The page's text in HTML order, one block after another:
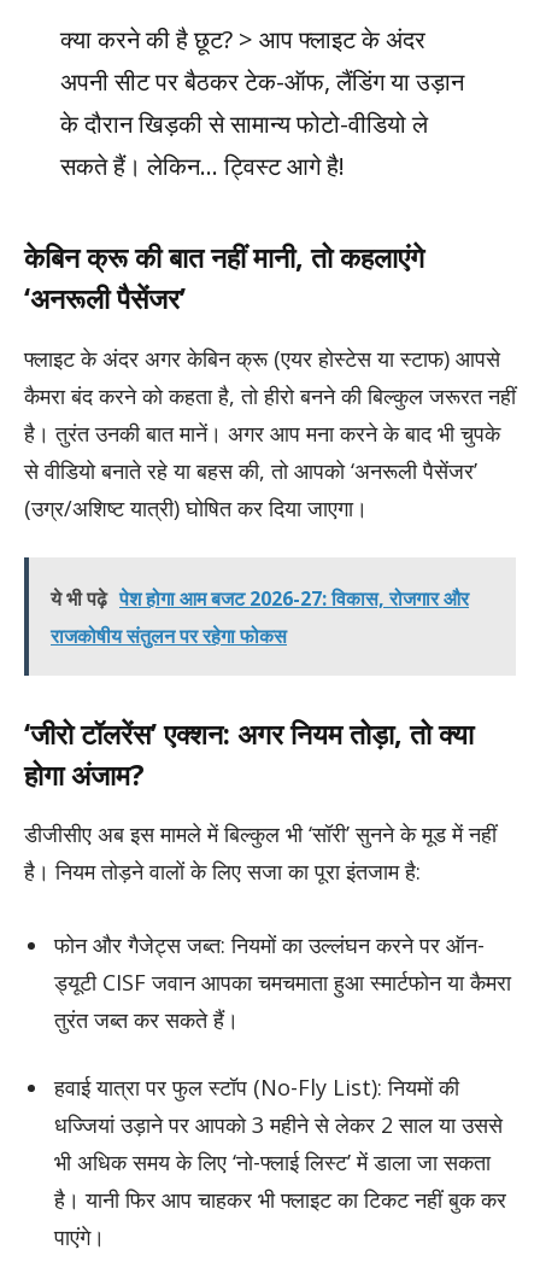
क्या करने की है छूट? > आप फ्लाइट के अंदर
अपनी सीट पर बैठकर टेक-ऑफ, लैंडिंग या उड़ान
के दौरान खिड़की से सामान्य फोटो-वीडियो ले
सकते हैं। लेकिन… ट्विस्ट आगे है!
केबिन क्रू की बात नहीं मानी, तो कहलाएंगे
‘अनरूली पैसेंजर’
फ्लाइट के अंदर अगर केबिन क्रू (एयर होस्टेस या स्टाफ) आपसे
कैमरा बंद करने को कहता है, तो हीरो बनने की बिल्कुल जरूरत नहीं
है। तुरंत उनकी बात मानें। अगर आप मना करने के बाद भी चुपके
से वीडियो बनाते रहे या बहस की, तो आपको ‘अनरूली पैसेंजर’
(उग्र/अशिष्ट यात्री) घोषित कर दिया जाएगा।
ये भी पढ़े पेश होगा आम बजट 2026-27: विकास, रोजगार और
राजकोषीय संतुलन पर रहेगा फोकस
‘जीरो टॉलरेंस’ एक्शन: अगर नियम तोड़ा, तो क्या
होगा अंजाम?
डीजीसीए अब इस मामले में बिल्कुल भी ‘सॉरी’ सुनने के मूड में नहीं
है। नियम तोड़ने वालों के लिए सजा का पूरा इंतजाम है:
फोन और गैजेट्स जब्त: नियमों का उल्लंघन करने पर ऑन-
ड्यूटी CISF जवान आपका चमचमाता हुआ स्मार्टफोन या कैमरा
तुरंत जब्त कर सकते हैं।
हवाई यात्रा पर फुल स्टॉप (No-Fly List): नियमों की
धज्जियां उड़ाने पर आपको 3 महीने से लेकर 2 साल या उससे
भी अधिक समय के लिए ‘नो-फ्लाई लिस्ट’ में डाला जा सकता
है। यानी फिर आप चाहकर भी फ्लाइट का टिकट नहीं बुक कर
पाएंगे।